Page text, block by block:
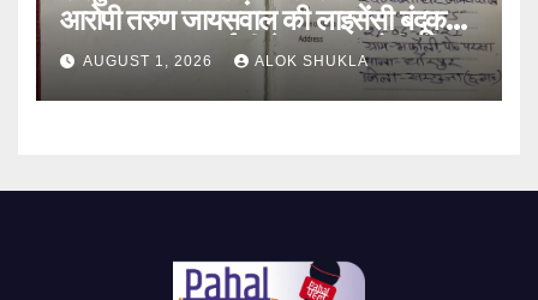
आरोपी तरुण जायसवाल की लाइसेंसी बंदूक
जप्त। सरगुजा आईजी ने कहा “आरोपी की
तलाश में जुटी है टीम, जल्द होगा गिरफ्तार।”
AUGUST 1, 2026 ALOK SHUKLA